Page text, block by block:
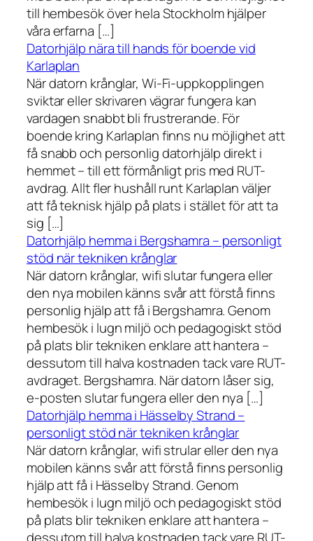
till hembesök över hela Stockholm hjälper
våra erfarna […]
Datorhjälp nära till hands för boende vid
Karlaplan
När datorn krånglar, Wi-Fi-uppkopplingen
sviktar eller skrivaren vägrar fungera kan
vardagen snabbt bli frustrerande. För
boende kring Karlaplan finns nu möjlighet att
få snabb och personlig datorhjälp direkt i
hemmet – till ett förmånligt pris med RUT-
avdrag. Allt fler hushåll runt Karlaplan väljer
att få teknisk hjälp på plats i stället för att ta
sig […]
Datorhjälp hemma i Bergshamra – personligt
stöd när tekniken krånglar
När datorn krånglar, wifi slutar fungera eller
den nya mobilen känns svår att förstå finns
personlig hjälp att få i Bergshamra. Genom
hembesök i lugn miljö och pedagogiskt stöd
på plats blir tekniken enklare att hantera –
dessutom till halva kostnaden tack vare RUT-
avdraget. Bergshamra. När datorn låser sig,
e-posten slutar fungera eller den nya […]
Datorhjälp hemma i Hässelby Strand –
personligt stöd när tekniken krånglar
När datorn krånglar, wifi strular eller den nya
mobilen känns svår att förstå finns personlig
hjälp att få i Hässelby Strand. Genom
hembesök i lugn miljö och pedagogiskt stöd
på plats blir tekniken enklare att hantera –